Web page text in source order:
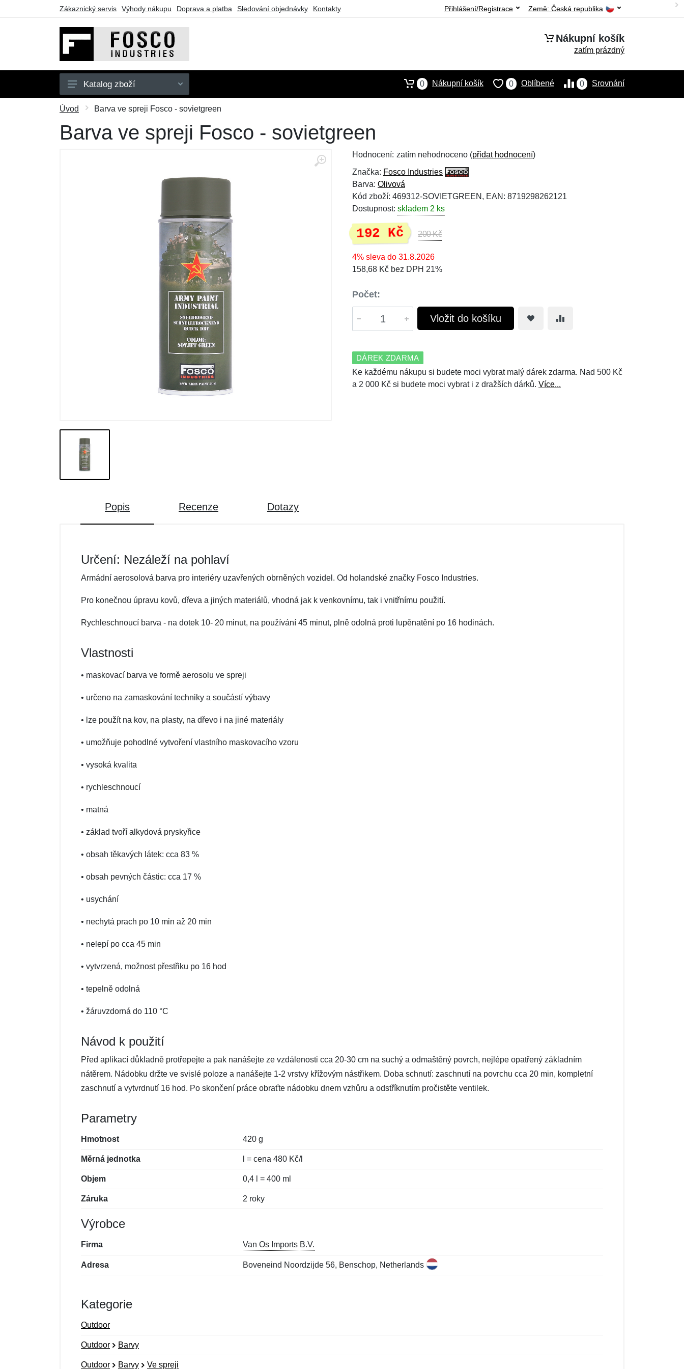
Zákaznický servis Výhody nákupu Doprava a platba Sledování objednávky Kontakty Země: Česká republika
Přihlášení/Registrace
Nákupní košík
zatím prázdný
Dětské
Doplňky
Katalog zboží 0 Srovnání
0 Oblíbené
0 Nákupní košík
Úvod Barva ve spreji Fosco - sovietgreen
Barva ve spreji Fosco - sovietgreen
Hodnocení: zatím nehodnoceno (přidat hodnocení)
Značka: Fosco Industries
Barva: Olivová
Kód zboží: 469312-SOVIETGREEN, EAN: 8719298262121
Dostupnost: skladem 2 ks
192 Kč 200 Kč
4% sleva do 31.8.2026
158,68 Kč bez DPH 21%
Počet:
Vložit do košíku
DÁREK ZDARMA
Ke každému nákupu si budete moci vybrat malý dárek zdarma. Nad 500 Kč
a 2 000 Kč si budete moci vybrat i z dražších dárků. Více...
Popis Recenze Dotazy
Určení: Nezáleží na pohlaví
Armádní aerosolová barva pro interiéry uzavřených obrněných vozidel. Od holandské značky Fosco Industries.
Pro konečnou úpravu kovů, dřeva a jiných materiálů, vhodná jak k venkovnímu, tak i vnitřnímu použití.
Rychleschnoucí barva - na dotek 10- 20 minut, na používání 45 minut, plně odolná proti lupěnatění po 16 hodinách.
Vlastnosti
• maskovací barva ve formě aerosolu ve spreji
• určeno na zamaskování techniky a součástí výbavy
• lze použít na kov, na plasty, na dřevo i na jiné materiály
• umožňuje pohodlné vytvoření vlastního maskovacího vzoru
• vysoká kvalita
• rychleschnoucí
• matná
• základ tvoří alkydová pryskyřice
• obsah těkavých látek: cca 83 %
• obsah pevných částic: cca 17 %
• usychání
• nechytá prach po 10 min až 20 min
• nelepí po cca 45 min
• vytvrzená, možnost přestřiku po 16 hod
• tepelně odolná
• žáruvzdorná do 110 °C
Návod k použití
Před aplikací důkladně protřepejte a pak nanášejte ze vzdálenosti cca 20-30 cm na suchý a odmaštěný povrch, nejlépe opatřený základním
nátěrem. Nádobku držte ve svislé poloze a nanášejte 1-2 vrstvy křížovým nástřikem. Doba schnutí: zaschnutí na povrchu cca 20 min, kompletní
zaschnutí a vytvrdnutí 16 hod. Po skončení práce obraťte nádobku dnem vzhůru a odstříknutím pročistěte ventilek.
Parametry
Hmotnost 420 g
Měrná jednotka l = cena 480 Kč/l
Objem 0,4 l = 400 ml
Záruka 2 roky
Výrobce
Firma Van Os Imports B.V.
Adresa Boveneind Noordzijde 56, Benschop, Netherlands
Kategorie
Outdoor
Outdoor Barvy
Outdoor Barvy Ve spreji